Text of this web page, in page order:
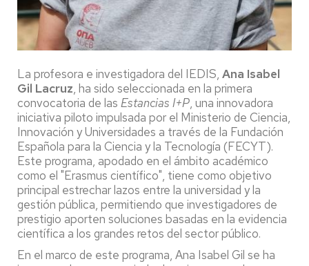
La profesora e investigadora del IEDIS, Ana Isabel
Gil Lacruz, ha sido seleccionada en la primera
convocatoria de las Estancias I+P, una innovadora
iniciativa piloto impulsada por el Ministerio de Ciencia,
Innovación y Universidades a través de la Fundación
Española para la Ciencia y la Tecnología (FECYT).
Este programa, apodado en el ámbito académico
como el "Erasmus científico", tiene como objetivo
principal estrechar lazos entre la universidad y la
gestión pública, permitiendo que investigadores de
prestigio aporten soluciones basadas en la evidencia
científica a los grandes retos del sector público.
En el marco de este programa, Ana Isabel Gil se ha